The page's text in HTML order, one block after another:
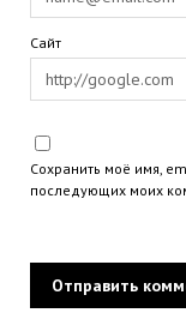
Сайт
Сохранить моё имя,
последующих моих